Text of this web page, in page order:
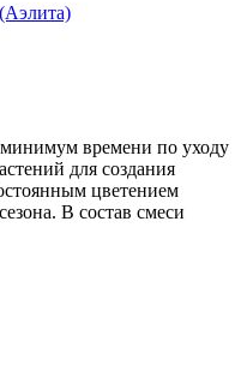
времени по уходу
для создания
цветением
В состав смеси